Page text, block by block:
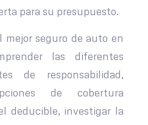
para su presupuesto.
mejor seguro de auto en
las diferentes
de responsabilidad,
de cobertura
deducible, investigar la